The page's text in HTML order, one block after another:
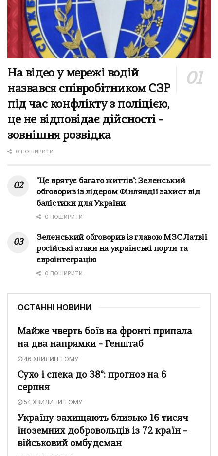
На відео у мережі водій
назвався співробітником СЗР
під час конфлікту з поліцією,
це не відповідає дійсності –
зовнішня розвідка
0 ПОШИРИТИ
"Це врятує багато життів": Зеленський
обговорив із лідером Фінляндії захист від
балістики для України
0 ПОШИРИТИ
Зеленський обговорив із главою МЗС Латвії
російські атаки на українські порти та
євроінтеграцію
0 ПОШИРИТИ
ОСТАННІ НОВИНИ
Майже чверть боїв на фронті припала
на два напрямки – Генштаб
46 ХВИЛИН ТОМУ
Сухо і спека до 38°: прогноз на 6
серпня
54 ХВИЛИНИ ТОМУ
Україну захищають близько 16 тисяч
іноземних добровольців із 72 країн –
військовий омбудсман